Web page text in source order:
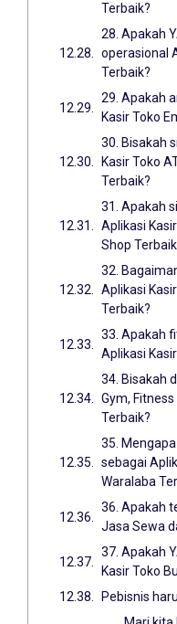
Terbaik?
28. Apakah
operasional
Terbaik?
29. Apakah
Kasir Toko
30. Bisakah
Kasir Toko
Terbaik?
31. Apakah
Aplikasi
Shop
32.
Aplikasi
Terbaik?
33. Apakah
Aplikasi
34. Bisakah
Gym,
Terbaik?
35.
sebagai
Waralaba
36. Apakah
Jasa Sewa
37. Apakah
Kasir Toko
Pebisnis